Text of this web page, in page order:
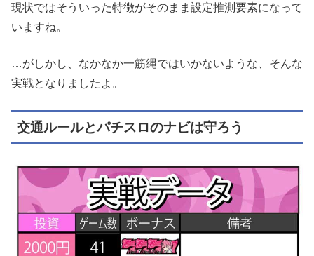
現状ではそういった特徴がそのまま設定推測要素になって
いますね。
…がしかし、なかなか一筋縄ではいかないような、そんな
実戦となりましたよ。
交通ルールとパチスロのナビは守ろう